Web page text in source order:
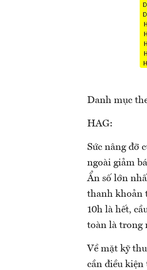
Danh mục
HAG:
Sức nâng đỡ
ngoài giảm
Ẩn số lớn
thanh khoản
10h là hết,
toàn là trong
Về mặt kỹ
cần điều kiện